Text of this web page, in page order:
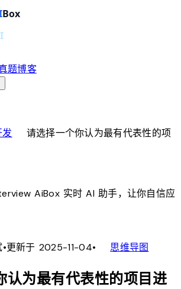
题博客
chevron_right
请选择一个你认为最有代表性的项
AiBox实时 AI 助手，让你自信应
•更新于 2025-11-04• account_tree思维导图
认为最有代表性的项目进